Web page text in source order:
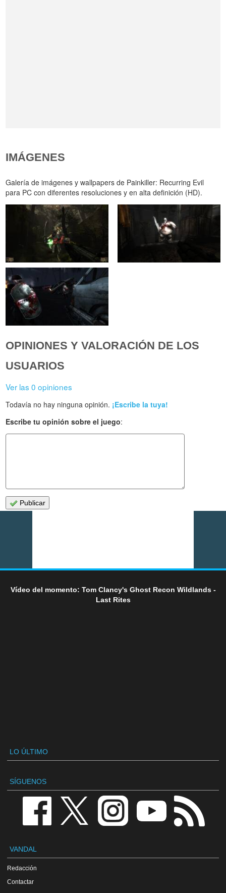
IMÁGENES
Galería de imágenes y wallpapers de Painkiller: Recurring Evil
para PC con diferentes resoluciones y en alta definición (HD).
OPINIONES Y VALORACIÓN DE LOS
USUARIOS
Ver las 0 opiniones
Todavía no hay ninguna opinión. ¡Escribe la tuya!
Escribe tu opinión sobre el juego:
Publicar
Vídeo del momento: Tom Clancy's Ghost Recon Wildlands -
Last Rites
LO ÚLTIMO
SÍGUENOS
VANDAL
Redacción
Contactar